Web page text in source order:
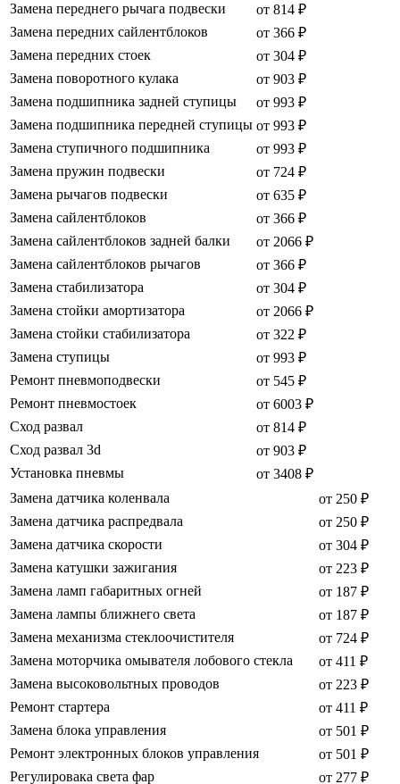
Замена переднего рычага подвески
от 814 ₽
Замена передних сайлентблоков
от 366 ₽
Замена передних стоек
от 304 ₽
Замена поворотного кулака
от 903 ₽
Замена подшипника задней ступицы
от 993 ₽
Замена подшипника передней ступицы от 993 ₽
Замена ступичного подшипника
от 993 ₽
Замена пружин подвески
от 724 ₽
Замена рычагов подвески
от 635 ₽
Замена сайлентблоков
от 366 ₽
Замена сайлентблоков задней балки
от 2066 ₽
Замена сайлентблоков рычагов
от 366 ₽
Замена стабилизатора
от 304 ₽
Замена стойки амортизатора
от 2066 ₽
Замена стойки стабилизатора
от 322 ₽
Замена ступицы
от 993 ₽
Ремонт пневмоподвески
от 545 ₽
Ремонт пневмостоек
от 6003 ₽
Сход развал
от 814 ₽
Сход развал 3d
от 903 ₽
Установка пневмы
от 3408 ₽
Замена датчика коленвала
от 250 ₽
Замена датчика распредвала
от 250 ₽
Замена датчика скорости
от 304 ₽
Замена катушки зажигания
от 223 ₽
Замена ламп габаритных огней
от 187 ₽
Замена лампы ближнего света
от 187 ₽
Замена механизма стеклоочистителя
от 724 ₽
Замена моторчика омывателя лобового стекла
от 411 ₽
Замена высоковольтных проводов
от 223 ₽
Ремонт стартера
от 411 ₽
Замена блока управления
от 501 ₽
Ремонт электронных блоков управления
от 501 ₽
Регулировака света фар
от 277 ₽